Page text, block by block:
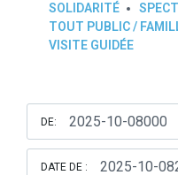
SOLIDARITÉ
TOUT PUBLIC /
VISITE GUIDÉE
DE:
DATE DE :